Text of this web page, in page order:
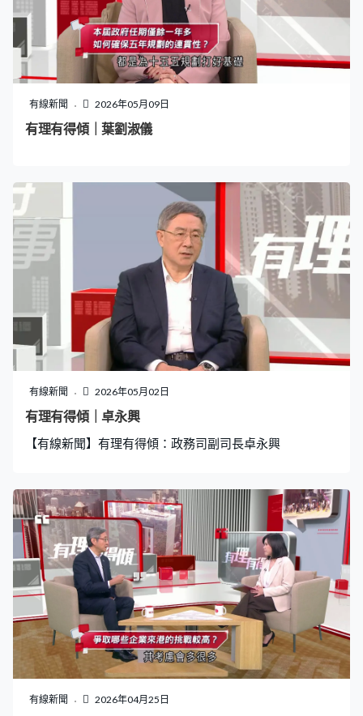
有線新聞 2026年05月09日
有理有得傾｜葉劉淑儀
有線新聞 2026年05月02日
有理有得傾｜卓永興
【有線新聞】有理有得傾：政務司副司長卓永興
有線新聞 2026年04月25日